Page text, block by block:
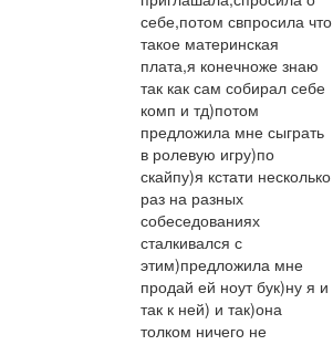
себе,потом свпросила что
такое материнская
плата,я конечноже знаю
так как сам собирал себе
комп и тд)потом
предложила мне сыграть
в ролевую игру)по
скайпу)я кстати несколько
раз на разных
собеседованиях
сталкивался с
этим)предложила мне
продай ей ноут бук)ну я и
так к ней) и так)она
толком ничего не